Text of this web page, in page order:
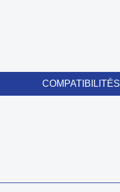
COMPATIBILITÉS